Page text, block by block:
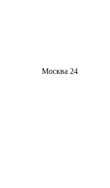
Москва 24